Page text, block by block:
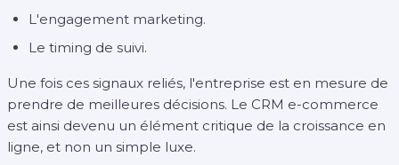
L'engagement marketing.
Le timing de suivi.
Une fois ces signaux reliés, l'entreprise est en mesure de
prendre de meilleures décisions. Le CRM e-commerce
est ainsi devenu un élément critique de la croissance en
ligne, et non un simple luxe.